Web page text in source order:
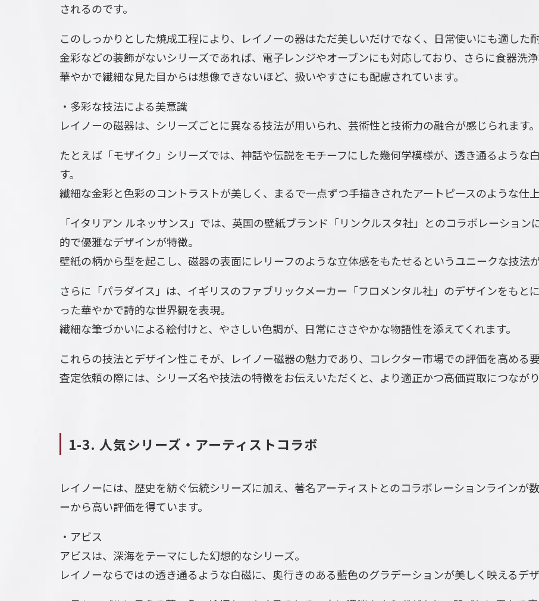
されるのです。
このしっかりとした焼成工程により、レイノーの器はただ美しいだけでなく、日常使いにも適した
金彩などの装飾がないシリーズであれば、電子レンジやオーブンにも対応しており、さらに食器洗浄
華やかで繊細な見た目からは想像できないほど、扱いやすさにも配慮されています。
・多彩な技法による美意識
レイノーの磁器は、シリーズごとに異なる技法が用いられ、芸術性と技術力の融合が感じられます。
たとえば「モザイク」シリーズでは、神話や伝説をモチーフにした幾何学模様が、透き通るような
す。
繊細な金彩と色彩のコントラストが美しく、まるで一点ずつ手描きされたアートピースのような仕上
「イタリアン ルネッサンス」では、英国の壁紙ブランド「リンクルスタ社」とのコラボレーション
的で優雅なデザインが特徴。
壁紙の柄から型を起こし、磁器の表面にレリーフのような立体感をもたせるというユニークな技法が
さらに「パラダイス」は、イギリスのファブリックメーカー「フロメンタル社」のデザインをもと
った華やかで詩的な世界観を表現。
繊細な筆づかいによる絵付けと、やさしい色調が、日常にささやかな物語性を添えてくれます。
これらの技法とデザイン性こそが、レイノー磁器の魅力であり、コレクター市場での評価を高める要
査定依頼の際には、シリーズ名や技法の特徴をお伝えいただくと、より適正かつ高価買取につながり
1-3. 人気シリーズ・アーティストコラボ
レイノーには、歴史を紡ぐ伝統シリーズに加え、著名アーティストとのコラボレーションラインが
ーから高い評価を得ています。
・アビス
アビスは、深海をテーマにした幻想的なシリーズ。
レイノーならではの透き通るような白磁に、奥行きのある藍色のグラデーションが美しく映えるデザ